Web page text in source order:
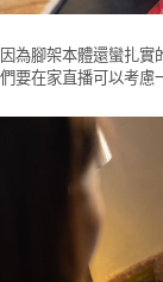
因為腳架本體還蠻扎實
們要在家直播可以考慮